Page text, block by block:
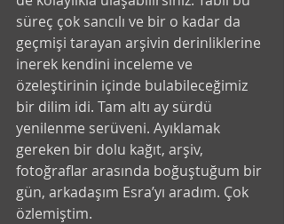
süreç çok sancılı ve bir o kadar da
geçmişi tarayan arşivin derinliklerine
inerek kendini inceleme ve
özeleştirinin içinde bulabileceğimiz
bir dilim idi. Tam altı ay sürdü
yenilenme serüveni. Ayıklamak
gereken bir dolu kağıt, arşiv,
fotoğraflar arasında boğuştuğum bir
gün, arkadaşım Esra’yı aradım. Çok
özlemiştim.